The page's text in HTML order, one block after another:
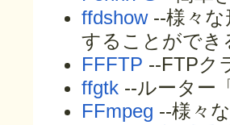
ffdshow--様々な
することができ
FFFTP --FTPク
ffgtk --ルーター
FFmpeg --様々